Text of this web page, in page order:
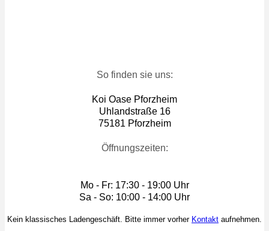
So finden sie uns:
Koi Oase Pforzheim
Uhlandstraße 16
75181 Pforzheim
Öffnungszeiten:
Mo - Fr: 17:30 - 19:00 Uhr
Sa - So: 10:00 - 14:00 Uhr
Kein klassisches Ladengeschäft. Bitte immer vorher Kontakt aufnehmen.